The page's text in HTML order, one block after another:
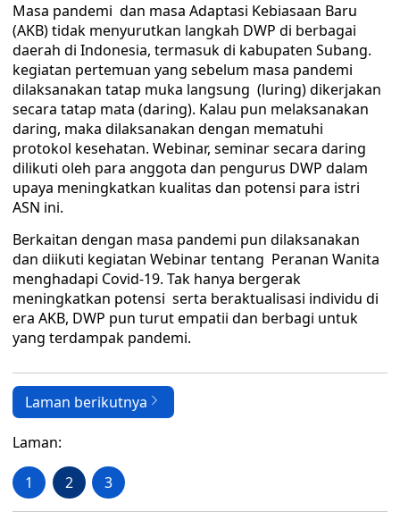
Masa pandemi dan masa Adaptasi Kebiasaan Baru
(AKB) tidak menyurutkan langkah DWP di berbagai
daerah di Indonesia, termasuk di kabupaten Subang.
kegiatan pertemuan yang sebelum masa pandemi
dilaksanakan tatap muka langsung (luring) dikerjakan
secara tatap mata (daring). Kalau pun melaksanakan
daring, maka dilaksanakan dengan mematuhi
protokol kesehatan. Webinar, seminar secara daring
dilikuti oleh para anggota dan pengurus DWP dalam
upaya meningkatkan kualitas dan potensi para istri
ASN ini.
Berkaitan dengan masa pandemi pun dilaksanakan
dan diikuti kegiatan Webinar tentang Peranan Wanita
menghadapi Covid-19. Tak hanya bergerak
meningkatkan potensi serta beraktualisasi individu di
era AKB, DWP pun turut empatii dan berbagi untuk
yang terdampak pandemi.
Laman berikutnya
Laman:
1 2 3